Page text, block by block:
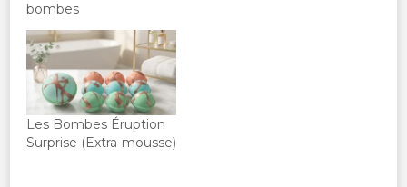
bombes
Les Bombes Éruption
Surprise (Extra-mousse)